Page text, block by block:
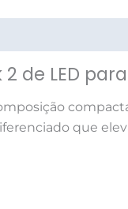
de LED
que